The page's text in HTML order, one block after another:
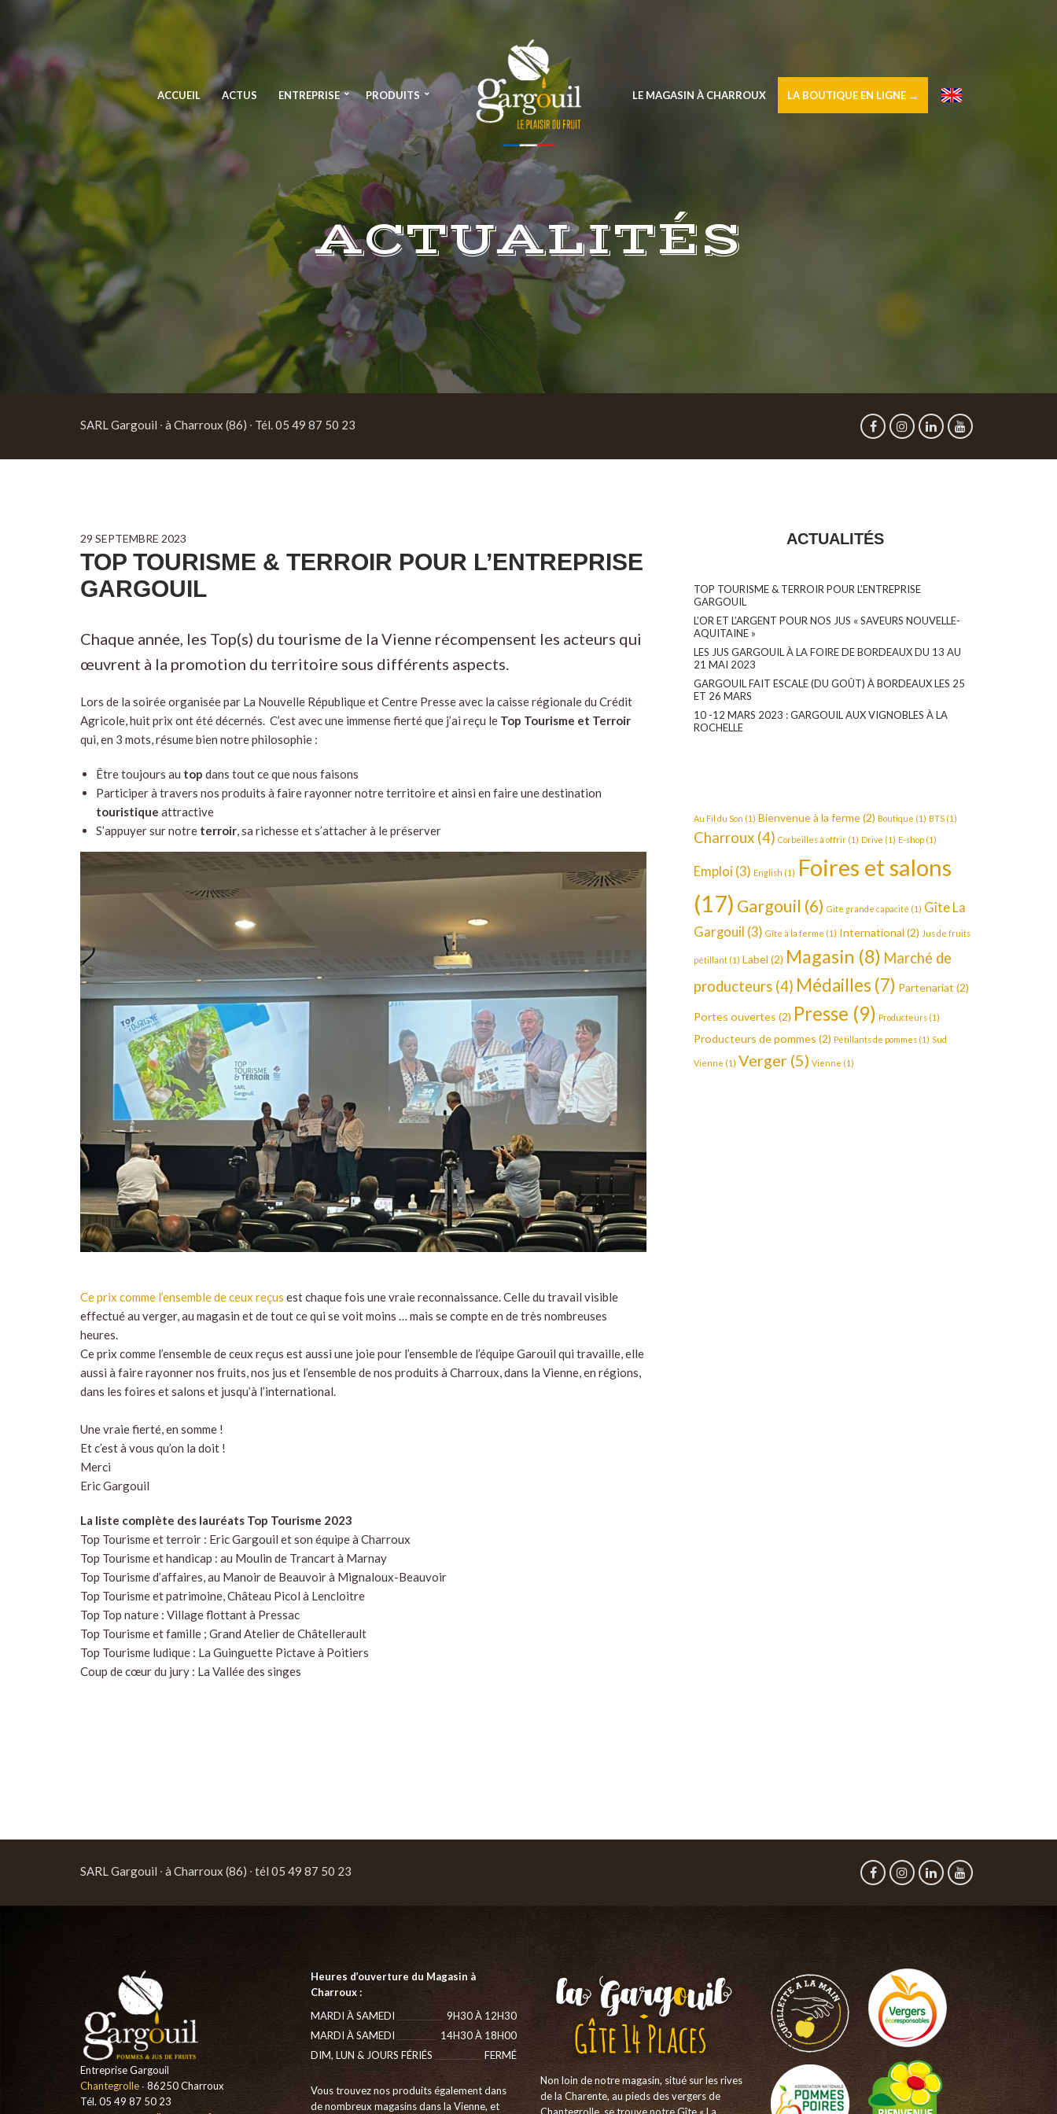
ACCUEIL ACTUS ENTREPRISE PRODUITS LE MAGASIN À CHARROUX LA BOUTIQUE EN LIGNE → –
ACTUALITÉS
SARL Gargouil ∙ à Charroux (86) ∙ Tél. 05 49 87 50 23
29 SEPTEMBRE 2023
TOP TOURISME & TERROIR POUR L’ENTREPRISE
GARGOUIL
Chaque année, les Top(s) du tourisme de la Vienne récompensent les acteurs qui
œuvrent à la promotion du territoire sous différents aspects.
Lors de la soirée organisée par La Nouvelle République et Centre Presse avec la caisse régionale du Crédit
Agricole, huit prix ont été décernés. C’est avec une immense fierté que j’ai reçu le Top Tourisme et Terroir
qui, en 3 mots, résume bien notre philosophie :
Être toujours au top dans tout ce que nous faisons
Participer à travers nos produits à faire rayonner notre territoire et ainsi en faire une destination
touristique attractive
S’appuyer sur notre terroir, sa richesse et s’attacher à le préserver
Ce prix comme l’ensemble de ceux reçus est chaque fois une vraie reconnaissance. Celle du travail visible
effectué au verger, au magasin et de tout ce qui se voit moins … mais se compte en de très nombreuses
heures.
Ce prix comme l’ensemble de ceux reçus est aussi une joie pour l’ensemble de l’équipe Garouil qui travaille, elle
aussi à faire rayonner nos fruits, nos jus et l’ensemble de nos produits à Charroux, dans la Vienne, en régions,
dans les foires et salons et jusqu’à l’international.
Une vraie fierté, en somme !
Et c’est à vous qu’on la doit !
Merci
Eric Gargouil
La liste complète des lauréats Top Tourisme 2023
Top Tourisme et terroir : Eric Gargouil et son équipe à Charroux
Top Tourisme et handicap : au Moulin de Trancart à Marnay
Top Tourisme d’affaires, au Manoir de Beauvoir à Mignaloux-Beauvoir
Top Tourisme et patrimoine, Château Picol à Lencloitre
Top Top nature : Village flottant à Pressac
Top Tourisme et famille ; Grand Atelier de Châtellerault
Top Tourisme ludique : La Guinguette Pictave à Poitiers
Coup de cœur du jury : La Vallée des singes
ACTUALITÉS
TOP TOURISME & TERROIR POUR L’ENTREPRISE
GARGOUIL
L’OR ET L’ARGENT POUR NOS JUS « SAVEURS NOUVELLE-
AQUITAINE »
LES JUS GARGOUIL À LA FOIRE DE BORDEAUX DU 13 AU
21 MAI 2023
GARGOUIL FAIT ESCALE (DU GOÛT) À BORDEAUX LES 25
ET 26 MARS
10 -12 MARS 2023 : GARGOUIL AUX VIGNOBLES À LA
ROCHELLE
Au Fil du Son (1) Bienvenue à la ferme(2) Boutique (1) BTS (1)
Charroux (4) Corbeilles à offrir (1) Drive (1) E-shop (1)
Emploi (3) English (1) Foires et salons
(17) Gargouil (6) Gite grande capacité (1) Gîte La
Gargouil (3) Gîte à la ferme (1) International (2) Jus de fruits
pétillant (1) Label (2) Magasin (8) Marché de
producteurs (4) Médailles (7) Partenariat(2)
Portes ouvertes (2) Presse (9) Producteurs (1)
Producteurs de pommes (2) Pétillants de pommes (1) Sud
Vienne (1) Verger (5) Vienne (1)
SARL Gargouil ∙ à Charroux (86) ∙ tél 05 49 87 50 23
Entreprise Gargouil
Chantegrolle ∙ 86250 Charroux
Tél. 05 49 87 50 23
Heures d’ouverture du Magasin à
Charroux :
MARDI À SAMEDI
9H30 À 12H30
MARDI À SAMEDI
14H30 À 18H00
DIM, LUN & JOURS FÉRIÉS
FERMÉ
Vous trouvez nos produits également dans
de nombreux magasins dans la Vienne, et
Non loin de notre magasin, situé sur les rives
de la Charente, au pieds des vergers de
Chantegrolle, se trouve notre Gîte « La